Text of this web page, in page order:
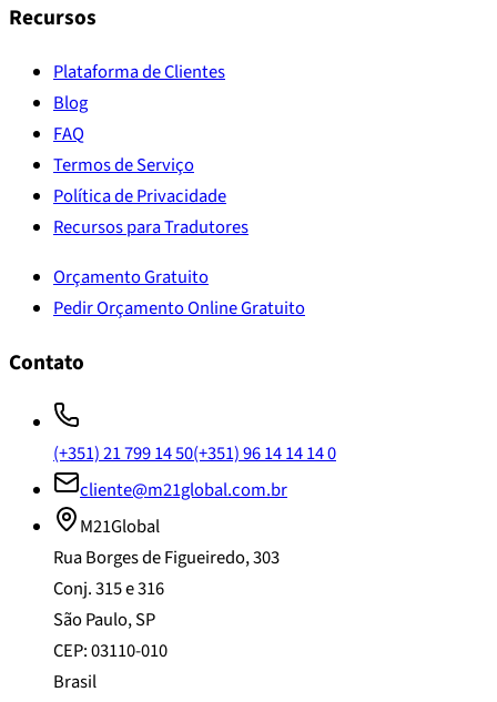
Recursos
Plataforma de Clientes
Blog
FAQ
Termos de Serviço
Política de Privacidade
Recursos para Tradutores
Orçamento Gratuito
Pedir Orçamento Online Gratuito
Contato
(+351) 21 799 14 50(+351) 96 14 14 14 0
cliente@m21global.com.br
M21Global
Rua Borges de Figueiredo, 303
Conj. 315 e 316
São Paulo, SP
CEP: 03110-010
Brasil